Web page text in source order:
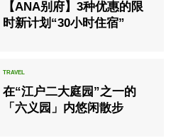
【ANA别府】3种优惠的限
时新计划“30小时住宿”
在“江户二大庭园”之一的
「六义园」内悠闲散步